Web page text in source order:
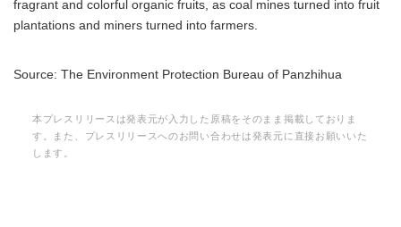
fragrant and colorful organic fruits, as coal mines turned into fruit
plantations and miners turned into farmers.
Source: The Environment Protection Bureau of Panzhihua
本プレスリリースは発表元が入力した原稿をそのまま掲載しておりま
す。また、プレスリリースへのお問い合わせは発表元に直接お願いいた
します。